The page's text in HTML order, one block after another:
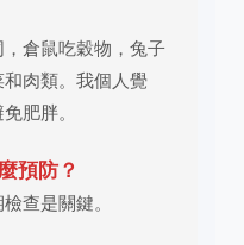
倉鼠吃穀物，兔子
肉類。我個人覺
肥胖。
預防？
查是關鍵。